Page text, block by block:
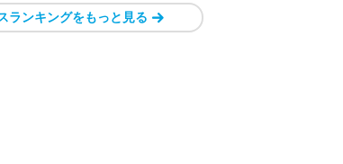
ランキングをもっと見る